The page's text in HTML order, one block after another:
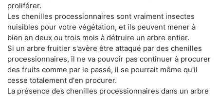
proliférer.
Les chenilles processionnaires sont vraiment insectes
nuisibles pour votre végétation, et ils peuvent mener à
bien en deux ou trois mois à détruire un arbre entier.
Si un arbre fruitier s'avère être attaqué par des chenilles
processionnaires, il ne va pouvoir pas continuer à procurer
des fruits comme par le passé, il se pourrait même qu'il
cesse totalement d'en procurer.
La présence des chenilles processionnaires dans un arbre